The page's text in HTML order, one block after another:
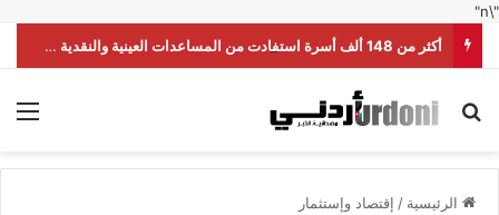
"\n"
أكثر من 148 ألف أسرة استفادت من المساعدات العينية والنقدية خلال النصف الأول من العام
بحث عن
الرئيسية / إقتصاد وإستثمار